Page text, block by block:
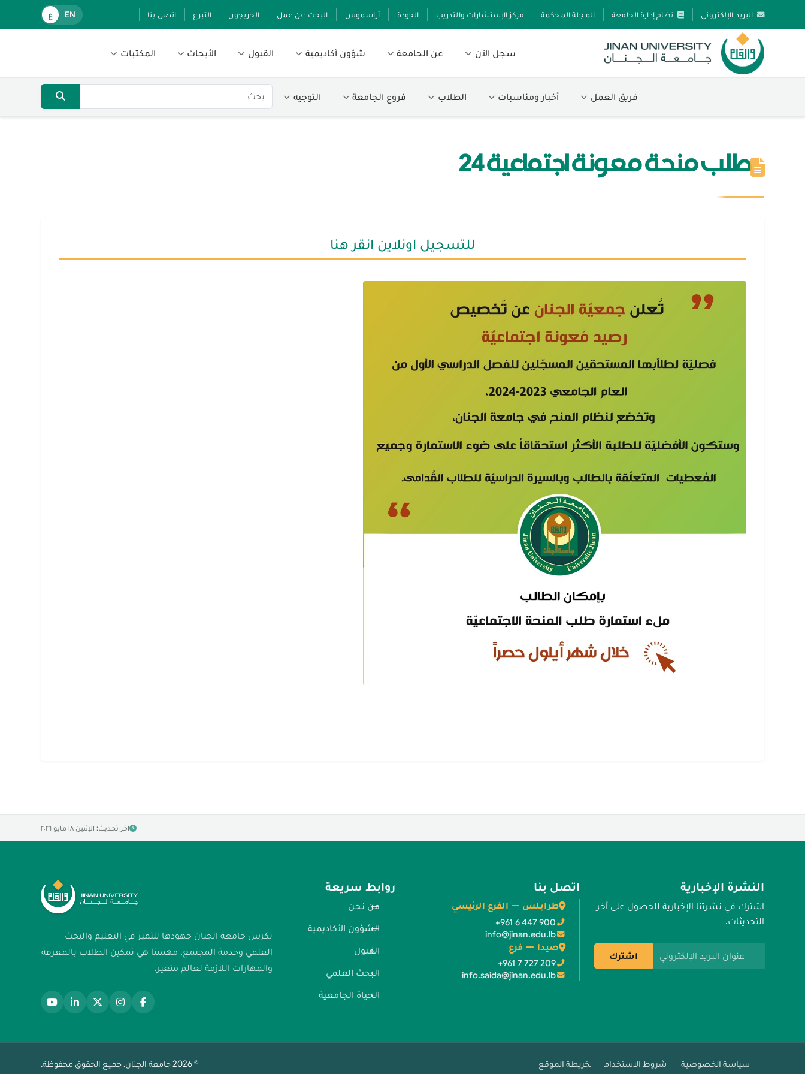
البريد الإلكتروني نظام إدارة الجامعة المجلة المحكمة مركز الإستشارات والتدريب الجودة أراسموس البحث عن عمل الخريجون التبرع اتصل بنا EN ع
سجل الآن عن الجامعة شؤون أكاديمية القبول الأبحاث المكتبات
فريق العمل أخبار ومناسبات الطلاب فروع الجامعة التوجيه
طلب منحة معونة اجتماعية 24
للتسجيل اونلاين انقر هنا
آخر تحديث: الإثنين ١٨ مايو ٢٠٢٦
تكرس جامعة الجنان جهودها للتميز في التعليم والبحث
العلمي وخدمة المجتمع. مهمتنا هي تمكين الطلاب بالمعرفة
والمهارات اللازمة لعالم متغير.
روابط سريعة
من نحن
الشؤون الأكاديمية
القبول
البحث العلمي
الحياة الجامعية
اتصل بنا
طرابلس — الفرع الرئيسي
+961 6 447 900
info@jinan.edu.lb
صيدا — فرع
+961 7 727 209
info.saida@jinan.edu.lb
النشرة الإخبارية
اشترك في نشرتنا الإخبارية للحصول على آخر
التحديثات.
عنوان البريد الإلكتروني اشترك
© 2026 جامعة الجنان. جميع الحقوق محفوظة. سياسة الخصوصية شروط الاستخدام خريطة الموقع